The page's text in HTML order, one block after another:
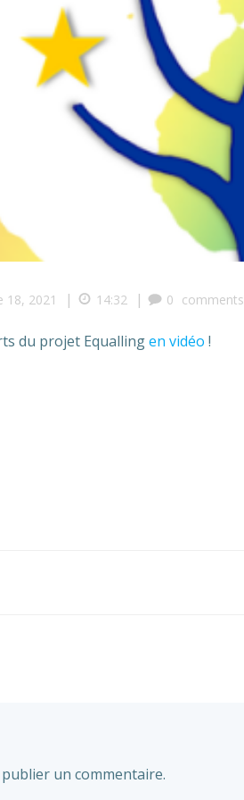
18, 2021 | 14:32 | 0 comments
du projet Equallingen vidéo !
un commentaire.